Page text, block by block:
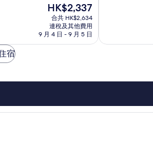
現
售
HK$2,337
HK$2,337
合共 HK$2,634
連稅及其他費用
9 月 4 日 - 9 月 5 日
好，
價
價
宿